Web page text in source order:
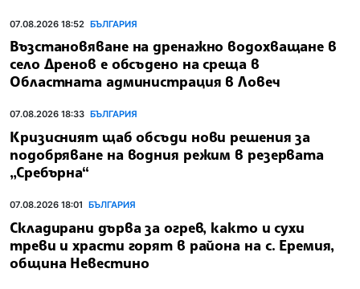
07.08.2026 18:52 БЪЛГАРИЯ
Възстановяване на дренажно водохващане в
село Дренов е обсъдено на среща в
Областната администрация в Ловеч
07.08.2026 18:33 БЪЛГАРИЯ
Кризисният щаб обсъди нови решения за
подобряване на водния режим в резервата
„Сребърна“
07.08.2026 18:01 БЪЛГАРИЯ
Складирани дърва за огрев, както и сухи
треви и храсти горят в района на с. Еремия,
община Невестино